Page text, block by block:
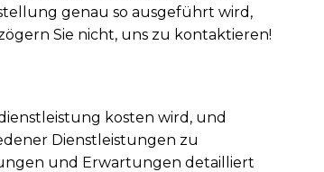
genau so ausgeführt wird,
Sie nicht, uns zu kontaktieren!
kosten wird, und
Dienstleistungen zu
und Erwartungen detailliert